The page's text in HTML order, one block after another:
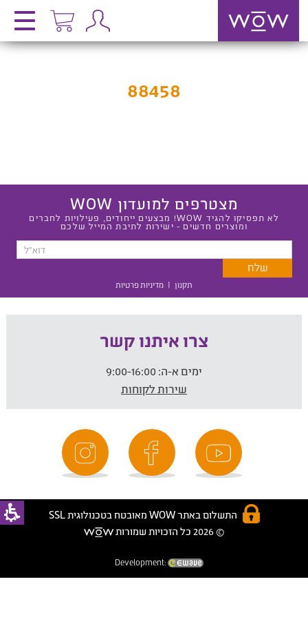
88458
מצטרפים למועדון WOW
לא תפסיקו להגיד WOW! מבצעים ייחודים, פעילויות לחברים
ומוצרים חדשים - ישירות לתיבת המייל שלכם
תקנון | מדיניות פרטיות
צרו איתנו קשר
ימים א-ה:
שירות לקוחות
התשלום באתר WOW מאובטח בטכנולוגית SSL
© 2026 כל הזכויות שמורות
Development: